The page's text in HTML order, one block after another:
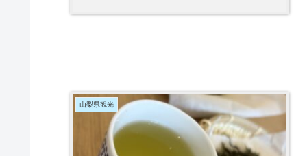
山梨県観光